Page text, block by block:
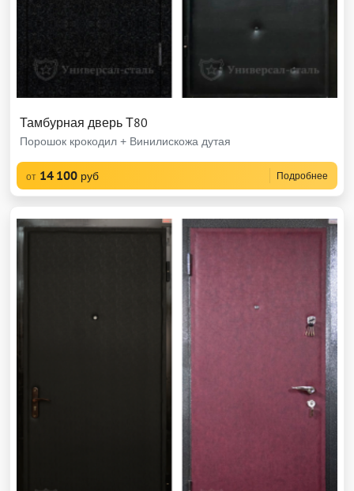
Тамбурная дверь Т80
Порошок крокодил + Винилискожа дутая
от 14 100 руб Подробнее